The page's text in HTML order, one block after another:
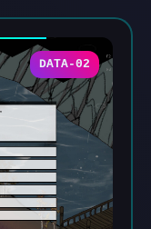
DATA-02